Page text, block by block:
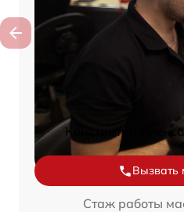
Константин
Вызвать
Стаж работы